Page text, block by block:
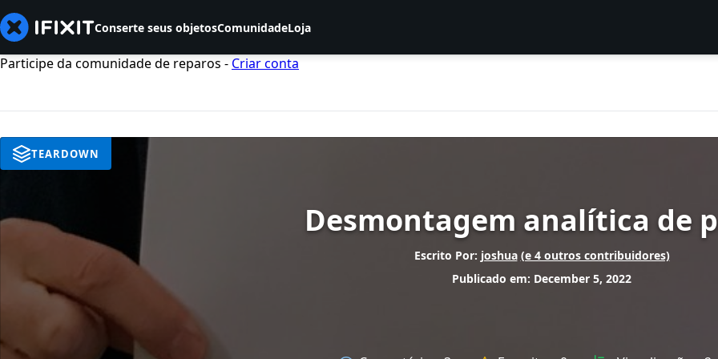
Conserte seus objetosComunidadeLoja
Participe da comunidade de reparos - Criar conta
Desmontagem analítica de
Escrito Por: joshua (e 4 outros contribuidores)
Publicado em: December 5, 2022
TEARDOWN